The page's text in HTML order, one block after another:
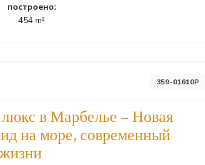
построено:
454 m²
359-01610P
в Марбелье – Новая
на море, современный